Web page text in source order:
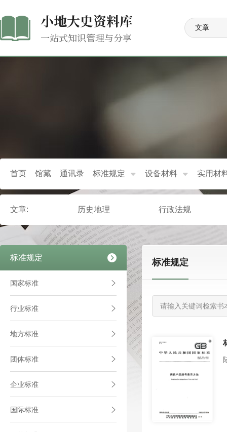
小地大史资料库
一站式知识管理与分享
首页 馆藏 通讯录 标准规定 设备材料 实用材
文章: 历史地理 行政法规
标准规定
国家标准
行业标准
地方标准
团体标准
企业标准
国际标准
标准规定